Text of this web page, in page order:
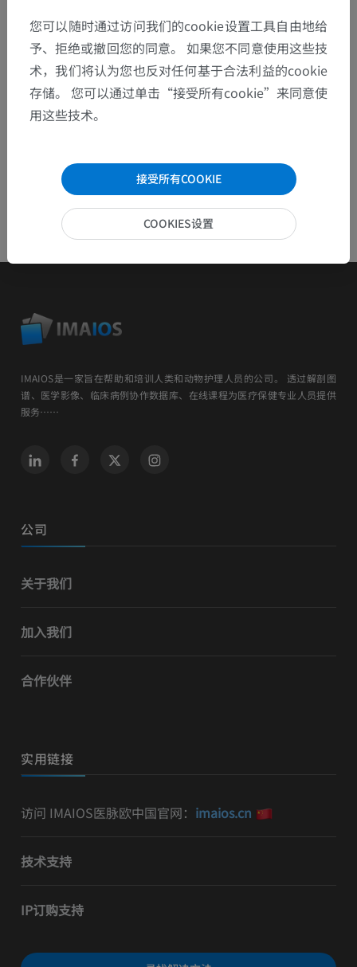
下载APP
IMAIOS是一家旨在帮助和培训人类和动物护理人员的公司。 透过解剖图
谱、医学影像、临床病例协作数据库、在线课程为医疗保健专业人员提供
服务……
公司
关于我们
加入我们
合作伙伴
实用链接
访问 IMAIOS医脉欧中国官网： imaios.cn
技术支持
IP订购支持
您可以随时通过访问我们的cookie设置工具自由地给
予、拒绝或撤回您的同意。 如果您不同意使用这些技
术，我们将认为您也反对任何基于合法利益的cookie
存储。 您可以通过单击“接受所有cookie”来同意使
用这些技术。
接受所有COOKIE
COOKIES设置